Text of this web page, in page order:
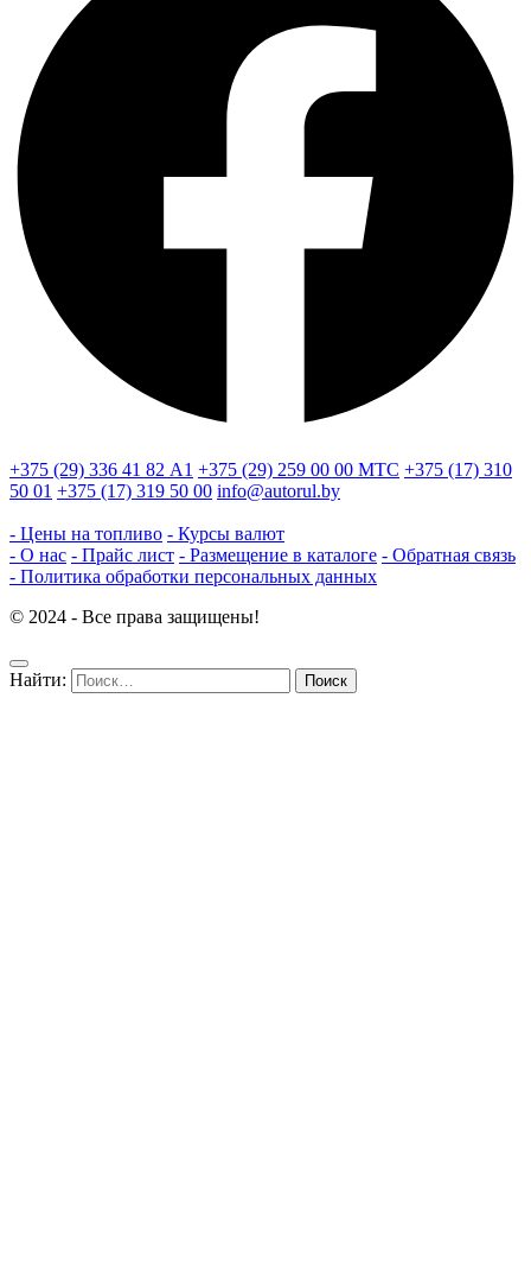
+375 (29) 336 41 82 А1 +375 (29) 259 00 00 МТС +375 (17) 310
50 01 +375 (17) 319 50 00 info@autorul.by
- Цены на топливо - Курсы валют
- О нас - Прайс лист - Размещение в каталоге - Обратная связь
- Политика обработки персональных данных
© 2024 - Все права защищены!
Найти: